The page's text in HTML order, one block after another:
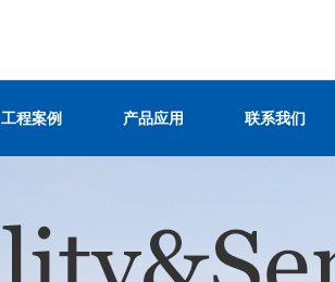
工程案例 产品应用 联系我们